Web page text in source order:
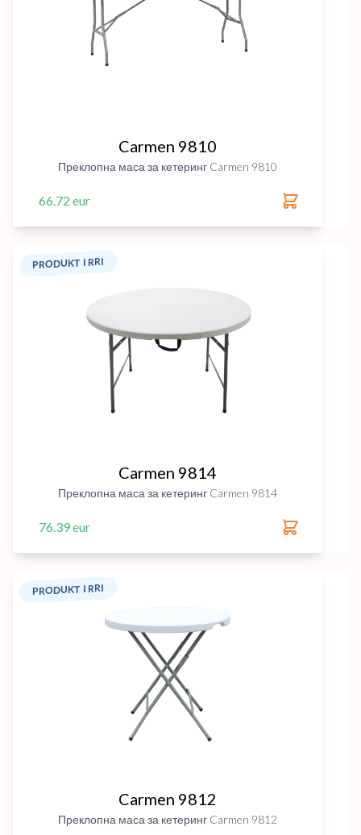
Carmen 9810
Преклопна маса за кетеринг Carmen 9810
66.72 eur
PRODUKT I RRI
Carmen 9814
Преклопна маса за кетеринг Carmen 9814
76.39 eur
PRODUKT I RRI
Carmen 9812
Преклопна маса за кетеринг Carmen 9812